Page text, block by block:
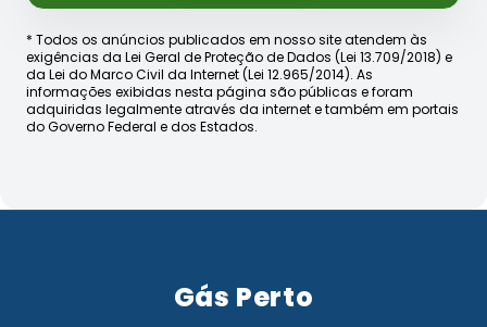
* Todos os anúncios publicados em nosso site atendem às
exigências da Lei Geral de Proteção de Dados (Lei 13.709/2018) e
da Lei do Marco Civil da Internet (Lei 12.965/2014). As
informações exibidas nesta página são públicas e foram
adquiridas legalmente através da internet e também em portais
do Governo Federal e dos Estados.
Gás Perto